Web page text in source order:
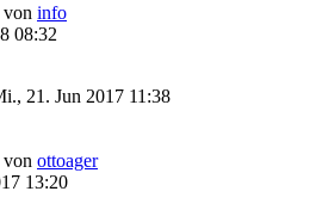
von info
08:32
21. Jun 2017 11:38
von ottoager
13:20